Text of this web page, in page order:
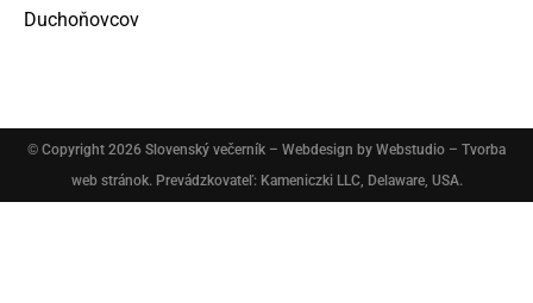
© Copyright 2026 Slovenský večerník – Webdesign by Webstudio – Tvorba
web stránok. Prevádzkovateľ: Kameniczki LLC, Delaware, USA.